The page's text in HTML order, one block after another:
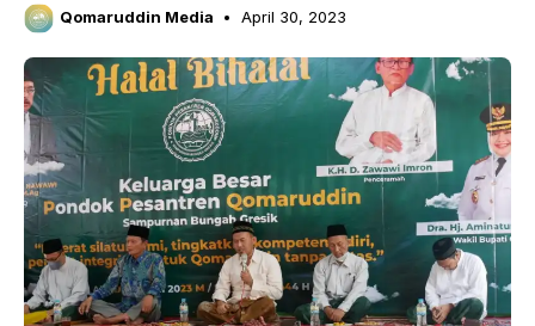
Qomaruddin Media April 30, 2023